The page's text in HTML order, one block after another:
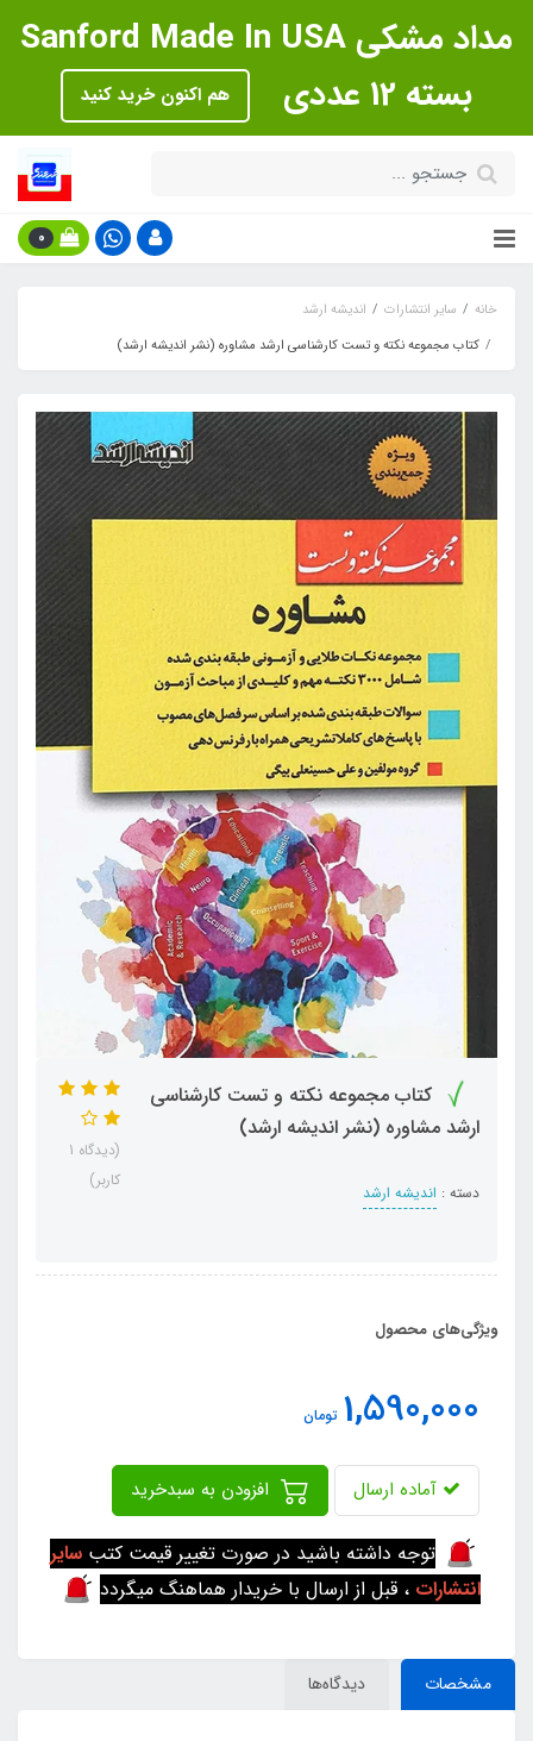
مداد مشکی Sanford Made In USA
بسته 12 عددی
هم اکنون خرید کنید
0
خانه سایر انتشارات
اندیشه ارشد
کتاب مجموعه نکته و تست کارشناسی ارشد مشاوره (نشر اندیشه ارشد)
کتاب مجموعه نکته و تست کارشناسی
ارشد مشاوره (نشر اندیشه ارشد)
دسته : اندیشه ارشد
(دیدگاه 1
کاربر)
ویژگی‌های محصول
1,590,000 تومان
آماده ارسال
توجه داشته باشید در صورت تغییر قیمت کتب سایر
انتشارات ، قبل از ارسال با خریدار هماهنگ میگردد
مشخصات دیدگاه‌ها